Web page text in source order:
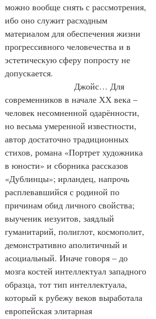
можно вообще снять с рассмотрения,
ибо оно служит расходным
материалом для обеспечения жизни
прогрессивного человечества и в
эстетическую сферу попросту не
допускается.
Джойс… Для
современников в начале ХХ века –
человек несомненной одарённости,
но весьма умеренной известности,
автор достаточно традиционных
стихов, романа «Портрет художника
в юности» и сборника рассказов
«Дублинцы»; ирландец, напрочь
расплевавшийся с родиной по
причинам обид личного свойства;
выученик иезуитов, заядлый
гуманитарий, полиглот, космополит,
демонстративно аполитичный и
асоциальный. Иначе говоря – до
мозга костей интеллектуал западного
образца, тот тип интеллектуала,
который к рубежу веков выработала
европейская элитарная